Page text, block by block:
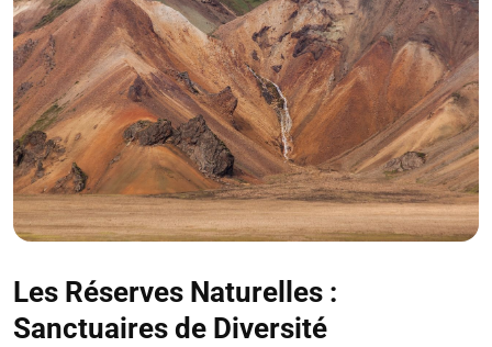
Les Réserves Naturelles :
Sanctuaires de Diversité